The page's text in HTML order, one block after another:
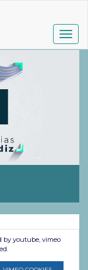
by youtube, vimeo